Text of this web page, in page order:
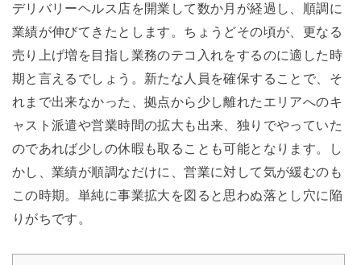
デリバリーヘルス店を開業して数か月が経過し、順調に
業績が伸びてきたとします。ちょうどその頃が、更なる
売り上げ増を目指し業務のテコ入れをするのに適した時
期と言えるでしょう。新たな人員を確保することで、そ
れまで出来なかった、拠点から少し離れたエリアへのキ
ャスト派遣や営業時間の拡大も出来、独りでやっていた
のであれば少しの休暇も取ることも可能となります。し
かし、業績が順調なだけに、営業に対して気が緩むのも
この時期。単純に事業拡大を図ると思わぬ落とし穴に陥
りがちです。